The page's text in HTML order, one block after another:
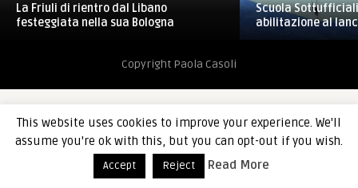
La Friuli di rientro dal Libano
festeggiata nella sua Bologna
Scuola
abilitazione al
Copyright Paola Casoli
This website uses cookies to improve your experience. We'll
assume you're ok with this, but you can opt-out if you wish.
Accept Reject Read More